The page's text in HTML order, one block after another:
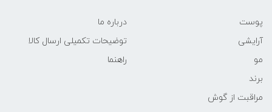
پوست
آرایشی
مو
برند
مراقبت از گوش
درباره ما
توضیحات تکمیلی ارسال کالا
راهنما